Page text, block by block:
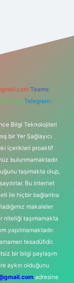
Teams:
0 726 Telegram:
Bilgi Teknolojileri
bir Yer Sağlayıcı
içerikleri proaktif
bulunmamaktadır.
taşımakta olup,
Bu internet
ile hiçbir bağlantısı
makaleler
niteliği taşımamakta
yapılmamaktadır.
tesadüfidir.
bir bilgi paylaşım
aykırı olduğunu
adresine